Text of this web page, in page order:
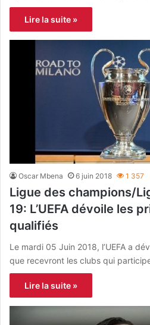
Lire la suite »
Oscar Mbena 6 juin 2018 1 357
Ligue des champions/
19: L’UEFA dévoile les
qualifiés
Le mardi 05 Juin 2018, l’UEFA a
que recevront les clubs qui
Lire la suite »